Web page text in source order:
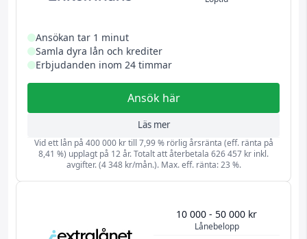
Ansökan tar 1 minut
Samla dyra lån och krediter
Erbjudanden inom 24 timmar
Ansök här
Läs mer
Vid ett lån på 400 000 kr till 7,99 % rörlig årsränta (eff. ränta på
8,41 %) upplagt på 12 år. Totalt att återbetala 626 457 kr inkl.
avgifter. (4 348 kr/mån.). Max. eff. ränta: 23 %.
Lånebelopp
10 000 - 50 000 kr